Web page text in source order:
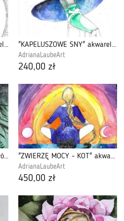
"PRZERWA W KORPO" akwarela A3 "KAPELUSZOWE SNY" akwarela, obraz A3
AdrianaLaubeArt
240,00 zł
"HERN" obraz akrylowy na płótnie 100x90cm "ZWIERZĘ MOCY - KOT" akwarela, obraz A3
AdrianaLaubeArt
450,00 zł